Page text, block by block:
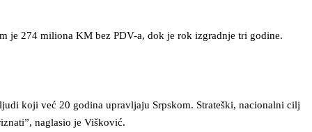
je 274 miliona KM bez PDV-a, dok je rok izgradnje tri godine.
koji već 20 godina upravljaju Srpskom. Strateški, nacionalni cilj
naglasio je Višković.